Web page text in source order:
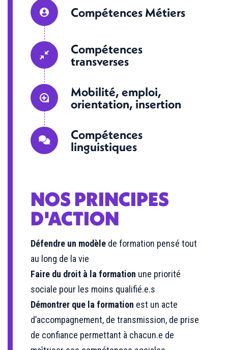
Compétences Métiers
Compétences
transverses
Mobilité, emploi,
orientation, insertion
Compétences
linguistiques
NOS PRINCIPES
D'ACTION
Défendre un modèle de formation pensé tout
au long de la vie
Faire du droit à la formation une priorité
sociale pour les moins qualifié.e.s
Démontrer que la formation est un acte
d’accompagnement, de transmission, de prise
de confiance permettant à chacun.e de